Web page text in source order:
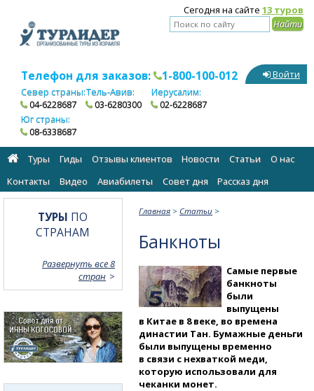
Сегодня на сайте 13 туров
Телефон для заказов: 1-800-100-012
Север страны:
04-6228687
Тель-Авив:
03-6280300
Иерусалим:
02-6228687
Юг страны:
08-6338687
Войти
Туры Гиды Отзывы клиентов Новости Статьи
О нас
Контакты
Видео Авиабилеты Cовет дня Рассказ дня
Главная > Статьи >
Банкноты
Самые первые
банкноты
были
выпущены
в Китае в 8 веке, во времена
династии Тан. Бумажные деньги
были выпущены временно
в связи с нехваткой меди,
которую использовали для
чеканки монет.
ТУРЫ ПО
СТРАНАМ
Развернуть все 8
стран